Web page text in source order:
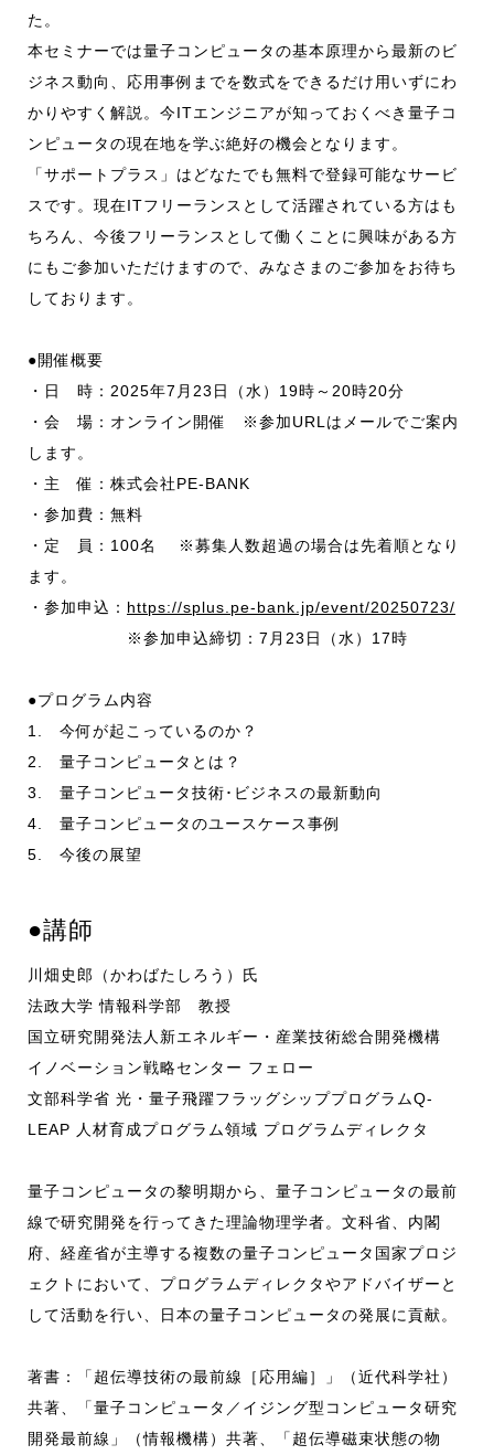
た。
本セミナーでは量子コンピュータの基本原理から最新のビ
ジネス動向、応用事例までを数式をできるだけ用いずにわ
かりやすく解説。今ITエンジニアが知っておくべき量子コ
ンピュータの現在地を学ぶ絶好の機会となります。
「サポートプラス」はどなたでも無料で登録可能なサービ
スです。現在ITフリーランスとして活躍されている方はも
ちろん、今後フリーランスとして働くことに興味がある方
にもご参加いただけますので、みなさまのご参加をお待ち
しております。
●開催概要
・日 時：2025年7月23日（水）19時～20時20分
・会 場：オンライン開催 ※参加URLはメールでご案内
します。
・主 催：株式会社PE-BANK
・参加費：無料
・定 員：100名 ※募集人数超過の場合は先着順となり
ます。
・参加申込： https://splus.pe-bank.jp/event/20250723/
※参加申込締切：7月23日（水）17時
●プログラム内容
1. 今何が起こっているのか？
2. 量子コンピュータとは？
3. 量子コンピュータ技術･ビジネスの最新動向
4. 量子コンピュータのユースケース事例
5. 今後の展望
●講師
川畑史郎（かわばたしろう）氏
法政大学 情報科学部 教授
国立研究開発法人新エネルギー・産業技術総合開発機構
イノベーション戦略センター フェロー
文部科学省 光・量子飛躍フラッグシッププログラムQ-
LEAP 人材育成プログラム領域 プログラムディレクタ
量子コンピュータの黎明期から、量子コンピュータの最前
線で研究開発を行ってきた理論物理学者。文科省、内閣
府、経産省が主導する複数の量子コンピュータ国家プロジ
ェクトにおいて、プログラムディレクタやアドバイザーと
して活動を行い、日本の量子コンピュータの発展に貢献。
著書：「超伝導技術の最前線［応用編］」（近代科学社）
共著、「量子コンピュータ／イジング型コンピュータ研究
開発最前線」（情報機構）共著、「超伝導磁束状態の物